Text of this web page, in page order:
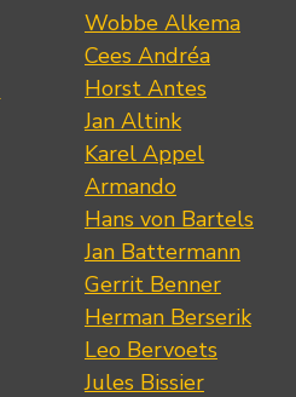
Wobbe Alkema
Cees Andréa
Horst Antes
Jan Altink
Karel Appel
Armando
Hans von Bartels
Jan Battermann
Gerrit Benner
Herman Berserik
Leo Bervoets
Jules Bissier